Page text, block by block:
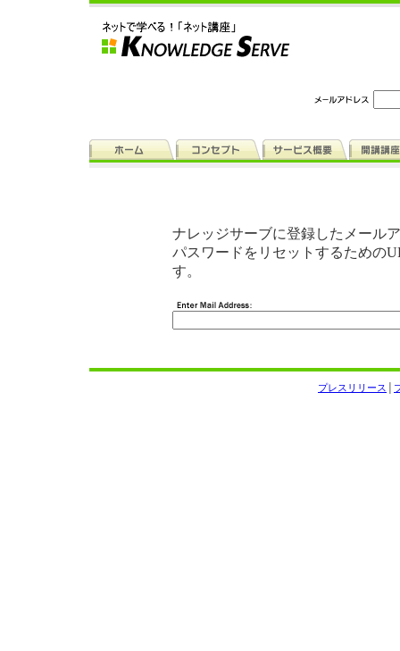
ナレッジサーブに登録したメール
パスワードをリセットするための
す。
プレスリリース